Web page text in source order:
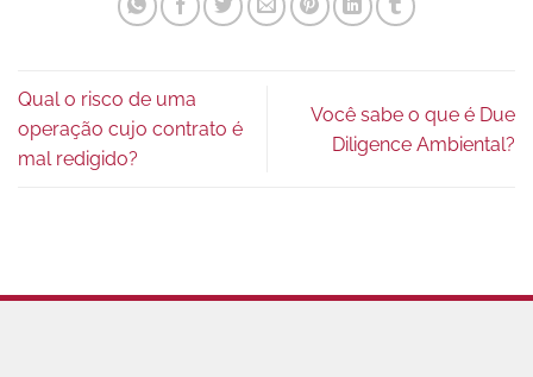
Qual o risco de uma
operação cujo contrato é
mal redigido?
Você sabe o que é Due
Diligence Ambiental?